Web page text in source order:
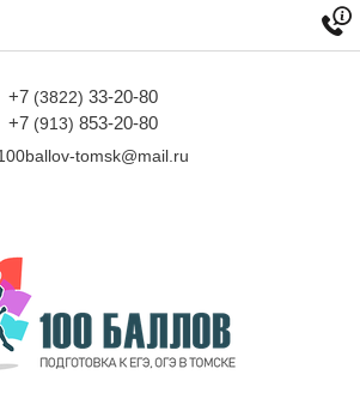
+7 (3822) 33-20-80
+7 (913) 853-20-80
tomsk@mail.ru
